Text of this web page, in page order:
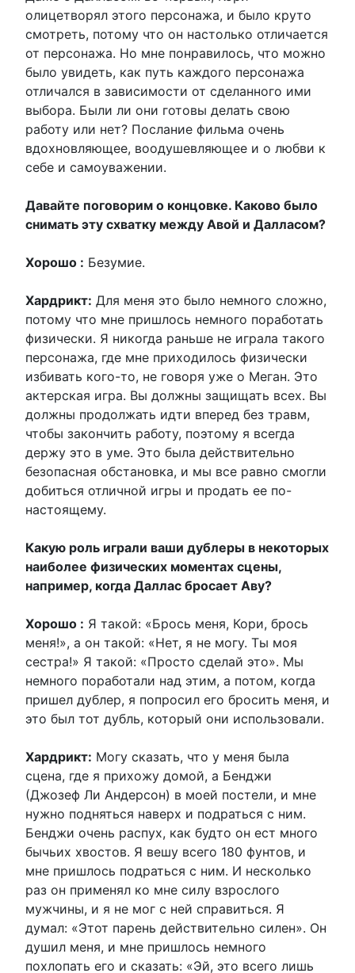
олицетворял этого персонажа, и было круто
смотреть, потому что он настолько отличается
от персонажа. Но мне понравилось, что можно
было увидеть, как путь каждого персонажа
отличался в зависимости от сделанного ими
выбора. Были ли они готовы делать свою
работу или нет? Послание фильма очень
вдохновляющее, воодушевляющее и о любви к
себе и самоуважении.
Давайте поговорим о концовке. Каково было
снимать эту схватку между Авой и Далласом?
Хорошо : Безумие.
Хардрикт: Для меня это было немного сложно,
потому что мне пришлось немного поработать
физически. Я никогда раньше не играла такого
персонажа, где мне приходилось физически
избивать кого-то, не говоря уже о Меган. Это
актерская игра. Вы должны защищать всех. Вы
должны продолжать идти вперед без травм,
чтобы закончить работу, поэтому я всегда
держу это в уме. Это была действительно
безопасная обстановка, и мы все равно смогли
добиться отличной игры и продать ее по-
настоящему.
Какую роль играли ваши дублеры в некоторых
наиболее физических моментах сцены,
например, когда Даллас бросает Аву?
Хорошо : Я такой: «Брось меня, Кори, брось
меня!», а он такой: «Нет, я не могу. Ты моя
сестра!» Я такой: «Просто сделай это». Мы
немного поработали над этим, а потом, когда
пришел дублер, я попросил его бросить меня, и
это был тот дубль, который они использовали.
Хардрикт: Могу сказать, что у меня была
сцена, где я прихожу домой, а Бенджи
(Джозеф Ли Андерсон) в моей постели, и мне
нужно подняться наверх и подраться с ним.
Бенджи очень распух, как будто он ест много
бычьих хвостов. Я вешу всего 180 фунтов, и
мне пришлось подраться с ним. И несколько
раз он применял ко мне силу взрослого
мужчины, и я не мог с ней справиться. Я
думал: «Этот парень действительно силен». Он
душил меня, и мне пришлось немного
похлопать его и сказать: «Эй, это всего лишь